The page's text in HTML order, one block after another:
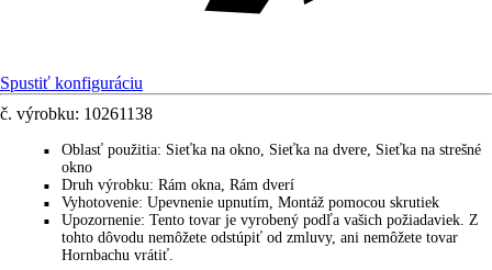
Spustiť konfiguráciu
č. výrobku: 10261138
■ Oblasť použitia: Sieťka na okno, Sieťka na dvere, Sieťka na strešné
okno
■ Druh výrobku: Rám okna, Rám dverí
■ Vyhotovenie: Upevnenie upnutím, Montáž pomocou skrutiek
■ Upozornenie: Tento tovar je vyrobený podľa vašich požiadaviek. Z
tohto dôvodu nemôžete odstúpiť od zmluvy, ani nemôžete tovar
Hornbachu vrátiť.